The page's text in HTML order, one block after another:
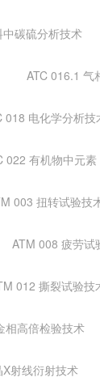
碳硫分析技术
ATC 016.1 气
018 电化学分析技
022 有机物中元
003 扭转试验技
ATM 008 疲劳试
012 撕裂试验技
相高倍检验技术
射线衍射技术